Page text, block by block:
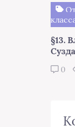
§13.
0